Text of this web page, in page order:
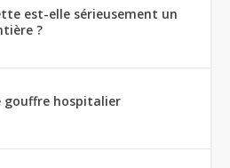
est-elle sérieusement un
?
gouffre hospitalier